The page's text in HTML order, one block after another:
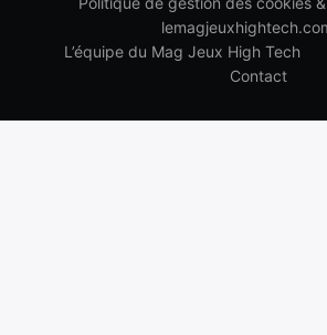
L’équipe du Mag Jeux High Tech
Contact